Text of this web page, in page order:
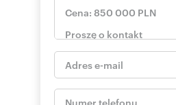
As a real estate agency, we
commission.
——————————————
ELEGANT APARTMENT IN